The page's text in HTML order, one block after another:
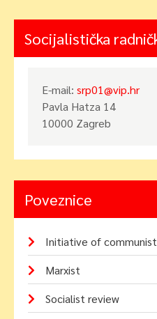
Socijalistička
E-mail: srp01@vip.hr
Pavla Hatza 14
10000 Zagreb
Poveznice
Initiative of
Marxist
Socialist review